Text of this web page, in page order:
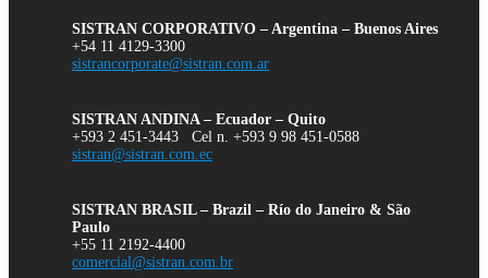
SISTRAN CORPORATIVO – Argentina – Buenos Aires
+54 11 4129-3300
sistrancorporate@sistran.com.ar
SISTRAN ANDINA – Ecuador – Quito
+593 2 451-3443 Cel n. +593 9 98 451-0588
sistran@sistran.com.ec
SISTRAN BRASIL – Brazil – Río do Janeiro & São
Paulo
+55 11 2192-4400
comercial@sistran.com.br